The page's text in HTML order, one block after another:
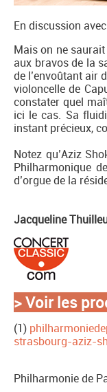
En discussion
Mais on ne
aux bravos de la
de l’envoûtant air
violoncelle de
constater quel
ici le cas. Sa
instant précieux,
Notez qu’Aziz
Philharmonique
d’orgue de la
Jacqueline
>Voir les
(1)
strasbourg-aziz-
Philharmonie de